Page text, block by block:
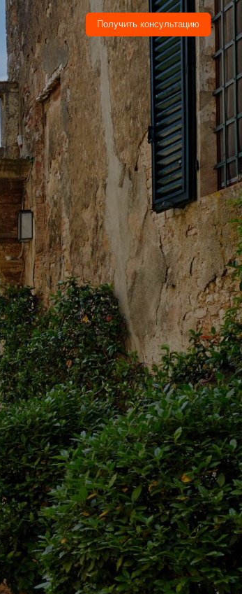
Получить консультацию
Получить консультацию
Группа до 7 человек